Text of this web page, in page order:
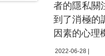
者的隱私關
到了消極的
因素的心理
2022-06-28 |